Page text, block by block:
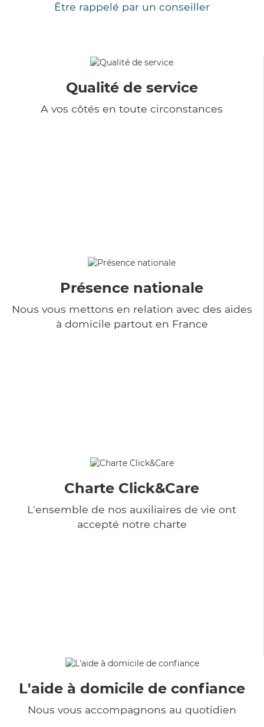
Être rappelé par un conseiller
Qualité de service
A vos côtés en toute circonstances
Présence nationale
Nous vous mettons en relation avec des aides
à domicile partout en France
Charte Click&Care
L'ensemble de nos auxiliaires de vie ont
accepté notre charte
L'aide à domicile de confiance
Nous vous accompagnons au quotidien